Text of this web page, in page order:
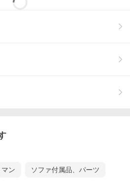
ン ソファ付属品、パーツ